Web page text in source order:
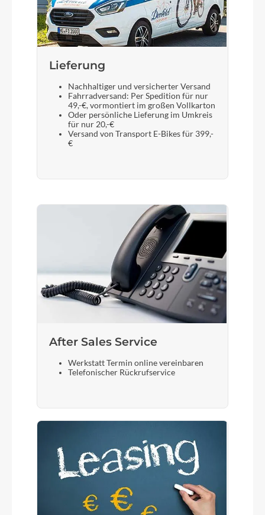
Sattelstütze
BGM Pro
Lieferung
Nachhaltiger und versicherter Versand
Fahrradversand: Per Spedition für nur
49,-€, vormontiert im großen Vollkarton
Oder persönliche Lieferung im Umkreis
für nur 20,-€
Versand von Transport E-Bikes für 399,-
€
After Sales Service
Werkstatt Termin online vereinbaren
Telefonischer Rückrufservice